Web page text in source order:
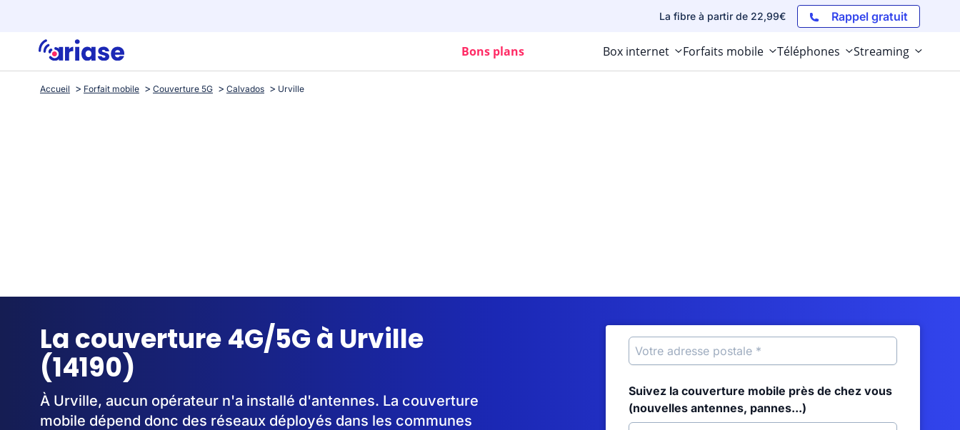
La fibre à partir de 22,99€ Rappel gratuit
Bons plans Box internet Forfaits mobile Téléphones Streaming
Accueil Forfait mobile Couverture 5G Calvados Urville
La couverture 4G/5G à Urville
(14190)
À Urville, aucun opérateur n'a installé d'antennes. La couverture
mobile dépend donc des réseaux déployés dans les communes
Suivez la couverture mobile près de chez vous
(nouvelles antennes, pannes...)